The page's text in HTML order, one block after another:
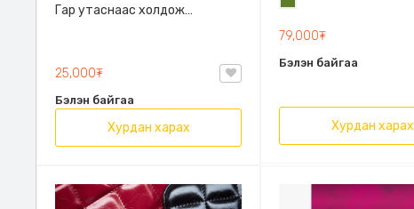
Гар утаснаас холдож
9789919235192
25,000₮
Бэлэн байгаа
Хурдан харах
79,000₮
Бэлэн байгаа
Хурдан харах